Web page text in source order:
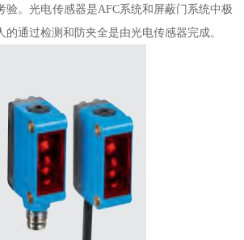
验。光电传感器是AFC系统和屏蔽门系统中极
的通过检测和防夹全是由光电传感器完成。